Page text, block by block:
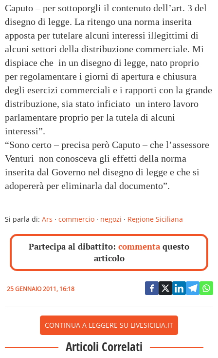
Caputo – per sottoporgli il contenuto dell’art. 3 del
disegno di legge. La ritengo una norma inserita
apposta per tutelare alcuni interessi illegittimi di
alcuni settori della distribuzione commerciale. Mi
dispiace che in un disegno di legge, nato proprio
per regolamentare i giorni di apertura e chiusura
degli esercizi commerciali e i rapporti con la grande
distribuzione, sia stato inficiato un intero lavoro
parlamentare proprio per la tutela di alcuni
interessi”.
“Sono certo – precisa però Caputo – che l’assessore
Venturi non conosceva gli effetti della norma
inserita dal Governo nel disegno di legge e che si
adopererà per eliminarla dal documento”.
Si parla di: Ars · commercio · negozi · Regione Siciliana
Partecipa al dibattito: commentaquesto
articolo
25 GENNAIO 2011, 16:18
CONTINUA A LEGGERE SU LIVESICILIA.IT
Articoli Correlati